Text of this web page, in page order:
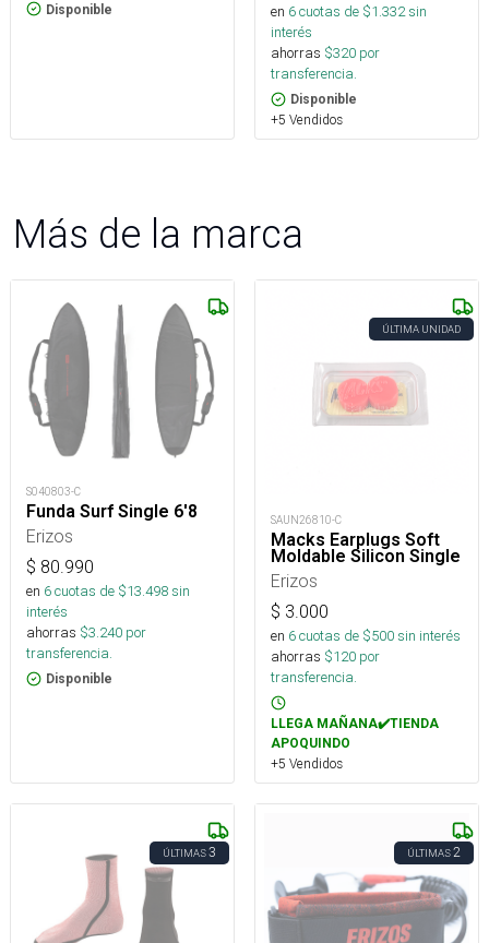
Disponible en 6cuotas de $1.332sin
interés
ahorras $320 por
transferencia.
Disponible
+5 Vendidos
Más de la marca
S040803-C
Funda Surf Single 6'8
Erizos
$ 80.990
en 6cuotas de $13.498sin
interés
ahorras $3.240 por
transferencia.
Disponible
ÚLTIMA UNIDAD
SAUN26810-C
Macks Earplugs Soft
Moldable Silicon Single
Erizos
$ 3.000
en 6cuotas de $500sin interés
ahorras $120 por
transferencia.
LLEGA MAÑANA✔️TIENDA
APOQUINDO
+5 Vendidos
ÚLTIMAS3 ÚLTIMAS2